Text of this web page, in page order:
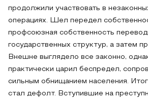
продолжили участвовать в
операциях. Шел передел
профсоюзная собственность
государственных структур, а затем
Внешне выглядело все законно,
практически царил беспредел,
сильным обнищанием населения.
стал дефолт. Вступившие на